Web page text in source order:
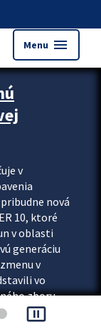
Menu menu
v
nová
10, ktoré
v oblasti
generáciu
v
vo
zboru
pause_presentation